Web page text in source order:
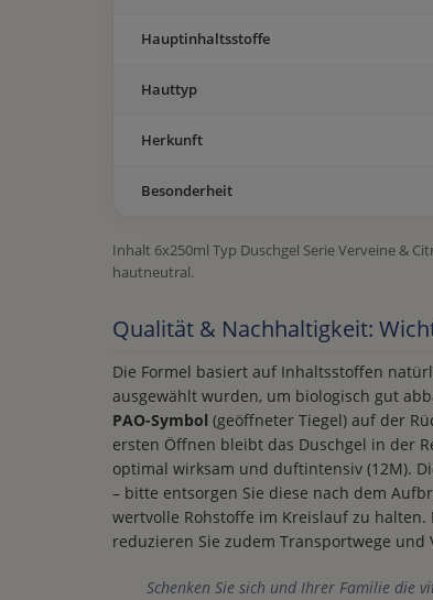
Hauptinhaltsstoffe
Hauttyp
Herkunft
Besonderheit
Inhalt 6x250ml Typ Duschgel Serie Verveine &
hautneutral.
Qualität & Nachhaltigkeit:
Die Formel basiert auf Inhaltsstoffen
ausgewählt wurden, um biologisch gut
PAO-Symbol (geöffneter Tiegel) auf der
ersten Öffnen bleibt das Duschgel in der
optimal wirksam und duftintensiv (12M).
– bitte entsorgen Sie diese nach dem
wertvolle Rohstoffe im Kreislauf zu halten.
reduzieren Sie zudem Transportwege und
Schenken Sie sich und Ihrer Familie die